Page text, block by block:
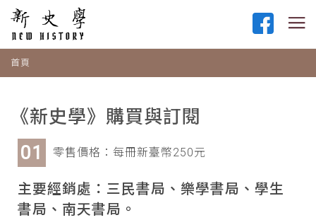
首頁
《新史學》購買與訂閱
零售價格：每冊新臺幣250元
主要經銷處：三民書局、樂學書局、學生
書局、南天書局。